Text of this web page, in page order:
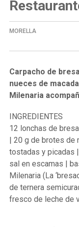
MORELLA
Carpacho de
nueces de
Milenaria
INGREDIENTES
12 lonchas de
| 20 g de brotes
tostadas y picadas
sal en escamas |
Milenaria (La
de ternera
fresco de leche de